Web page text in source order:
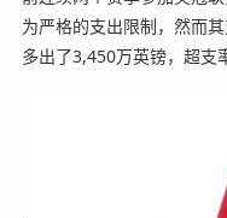
为严格的支出限制，然而
多出了3,450万英镑，超支